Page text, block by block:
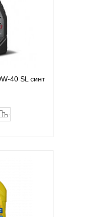
40 SL синт
закладки